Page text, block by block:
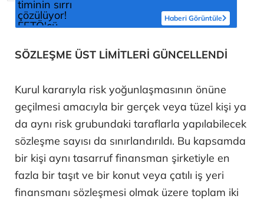
Haberi Görüntüle
SÖZLEŞME ÜST LİMİTLERİ GÜNCELLENDİ
Kurul kararıyla risk yoğunlaşmasının önüne
geçilmesi amacıyla bir gerçek veya tüzel kişi ya
da aynı risk grubundaki taraflarla yapılabilecek
sözleşme sayısı da sınırlandırıldı. Bu kapsamda
bir kişi aynı tasarruf finansman şirketiyle en
fazla bir taşıt ve bir konut veya çatılı iş yeri
finansmanı sözleşmesi olmak üzere toplam iki